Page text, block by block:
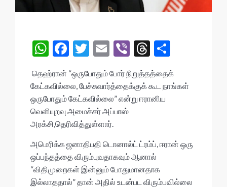
W
h
at
s
A
p
p
F
e
b
o
o
k
T
itt
er
E
m
ai
l
Vi
er
T
hr
ea
ds
h
ar
தெஹ்ரான் “ஒருபோதும் போர் நிறுத்தத்தைக்
கேட்கவில்லை, பேச்சுவார்த்தைக்குக் கூட நாங்கள்
ஒருபோதும் கேட்கவில்லை” என்று ஈரானிய
வெளியுறவு அமைச்சர் அப்பாஸ்
அரக்சி,தெரிவித்துள்ளார்.
அமெரிக்க ஜனாதிபதி டொனால்ட் ட்ரம்ப், ஈரான் ஒரு
ஒப்பந்தத்தை விரும்புவதாகவும் ஆனால்
“விதிமுறைகள் இன்னும் போதுமானதாக
இல்லாததால்” தான் அதில் உடன்பட விரும்பவில்லை